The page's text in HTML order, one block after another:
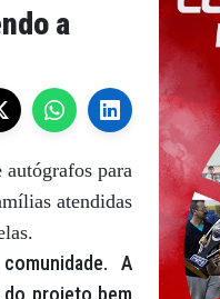
a
para
atendidas
A